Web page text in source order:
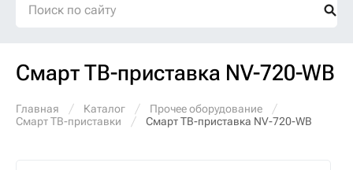
Смарт ТВ-приставка NV-720-WB
Главная Каталог
Прочее оборудование
Смарт ТВ-приставки
Смарт ТВ-приставка NV-720-WB